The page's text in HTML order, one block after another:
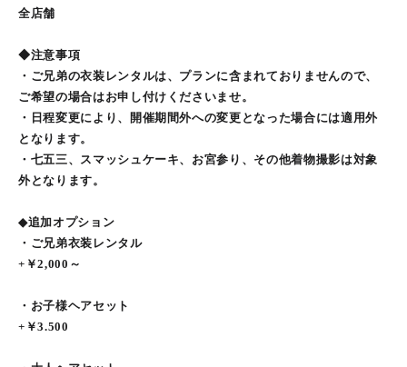
全店舗
◆注意事項
・ご兄弟の衣装レンタルは、プランに含まれておりませんので、
ご希望の場合はお申し付けくださいませ。
・日程変更により、開催期間外への変更となった場合には適用外
となります。
・七五三、スマッシュケーキ、お宮参り、その他着物撮影は対象
外となります。
◆追加オプション
・ご兄弟衣装レンタル
+￥2,000～
・お子様ヘアセット
+￥3.500